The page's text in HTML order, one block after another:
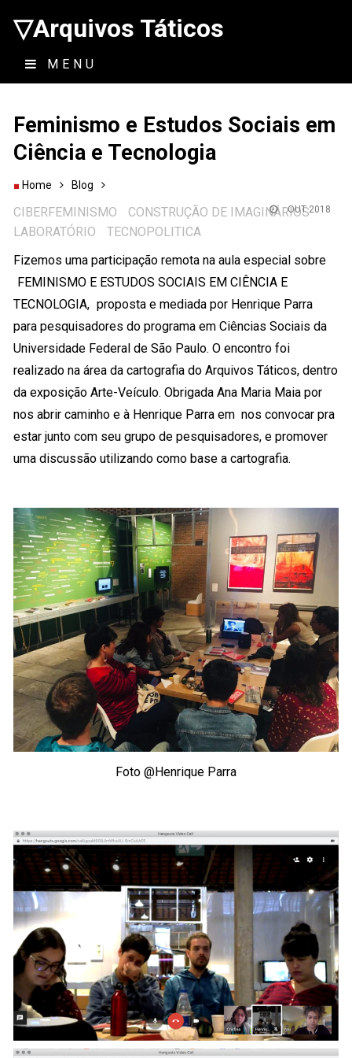
▽Arquivos Táticos
MENU
Feminismo e Estudos Sociais em
Ciência e Tecnologia
Home Blog
CIBERFEMINISMO
CONSTRUÇÃO DE IMAGINÁRIOS
LABORATÓRIO
TECNOPOLITICA
OUT 2018
Fizemos uma participação remota na aula especial sobre
FEMINISMO E ESTUDOS SOCIAIS EM CIÊNCIA E
TECNOLOGIA, proposta e mediada por Henrique Parra
para pesquisadores do programa em Ciências Sociais da
Universidade Federal de São Paulo. O encontro foi
realizado na área da cartografia do Arquivos Táticos, dentro
da exposição Arte-Veículo. Obrigada Ana Maria Maia por
nos abrir caminho e à Henrique Parra em nos convocar pra
estar junto com seu grupo de pesquisadores, e promover
uma discussão utilizando como base a cartografia.
Foto @Henrique Parra